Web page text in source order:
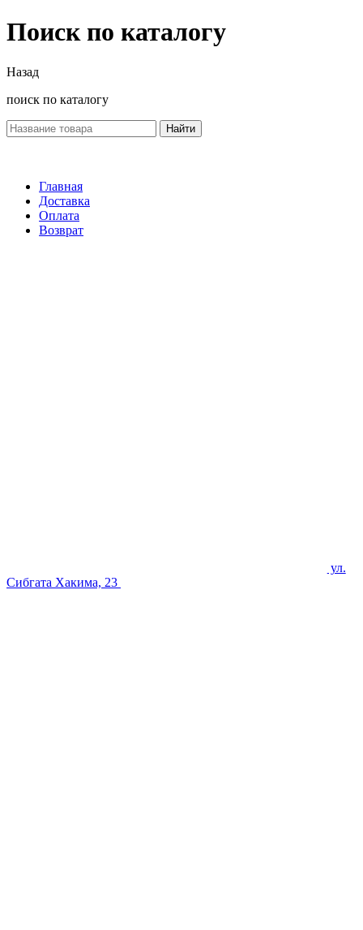
Поиск по каталогу
Назад
поиск по каталогу
Найти
Главная
Доставка
Оплата
Возврат
ул.
Сибгата Хакима, 23